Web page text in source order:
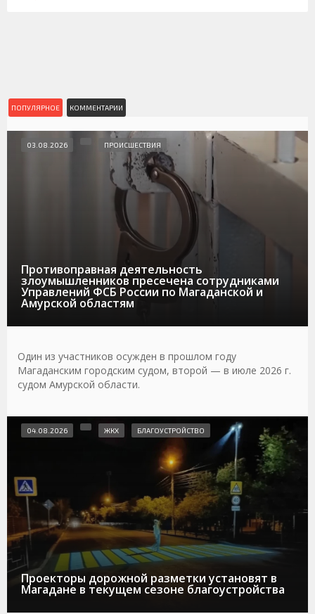
ПОПУЛЯРНОЕ КОММЕНТАРИИ
Противоправная деятельность
злоумышленников пресечена сотрудниками
Управлений ФСБ России по Магаданской и
Амурской областям
03.08.2026 ПРОИСШЕСТВИЯ
Один из участников осужден в прошлом году
Магаданским городским судом, второй — в июле 2026 г.
судом Амурской области.
Проекторы дорожной разметки установят в
Магадане в текущем сезоне благоустройства
04.08.2026 ЖКХ БЛАГОУСТРОЙСТВО